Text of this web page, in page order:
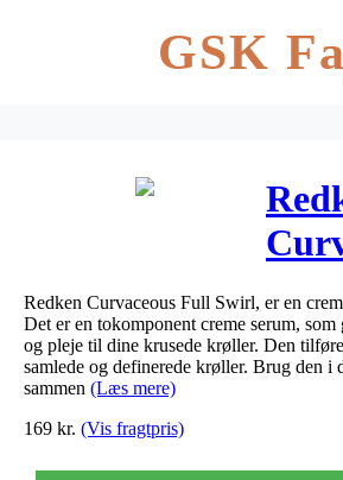
GSK
150
Redken Curvaceous Full Swirl, er en
Det er en tokomponent creme serum, som
og pleje til dine krusede krøller. Den
samlede og definerede krøller. Brug den i
sammen (Læs mere)
169 kr. (Vis fragtpris)